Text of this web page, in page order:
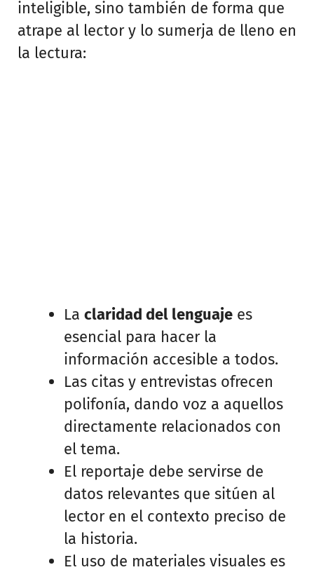
inteligible, sino también de forma que
atrape al lector y lo sumerja de lleno en
la lectura:
La claridad del lenguaje es
esencial para hacer la
información accesible a todos.
Las citas y entrevistas ofrecen
polifonía, dando voz a aquellos
directamente relacionados con
el tema.
El reportaje debe servirse de
datos relevantes que sitúen al
lector en el contexto preciso de
la historia.
El uso de materiales visuales es